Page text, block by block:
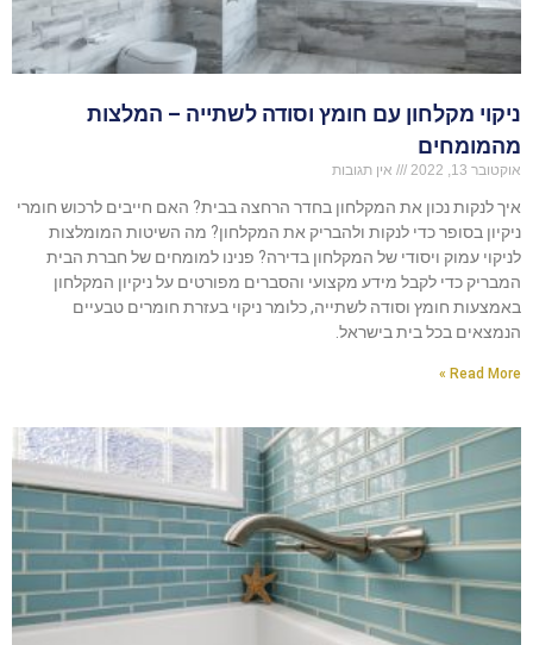
ניקוי מקלחון עם חומץ וסודה לשתייה – המלצות
מהמומחים
אוקטובר 13, 2022 אין תגובות
איך לנקות נכון את המקלחון בחדר הרחצה בבית? האם חייבים לרכוש חומרי
ניקיון בסופר כדי לנקות ולהבריק את המקלחון? מה השיטות המומלצות
לניקוי עמוק ויסודי של המקלחון בדירה? פנינו למומחים של חברת הבית
המבריק כדי לקבל מידע מקצועי והסברים מפורטים על ניקיון המקלחון
באמצעות חומץ וסודה לשתייה, כלומר ניקוי בעזרת חומרים טבעיים
הנמצאים בכל בית בישראל.
Read More »